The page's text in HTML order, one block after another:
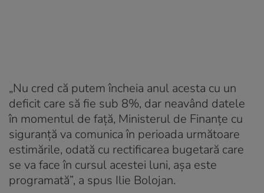
„Nu cred că putem încheia anul acesta cu un
deficit care să fie sub 8%, dar neavând datele
în momentul de faţă, Ministerul de Finanţe cu
siguranţă va comunica în perioada următoare
estimările, odată cu rectificarea bugetară care
se va face în cursul acestei luni, aşa este
programată”, a spus Ilie Bolojan.